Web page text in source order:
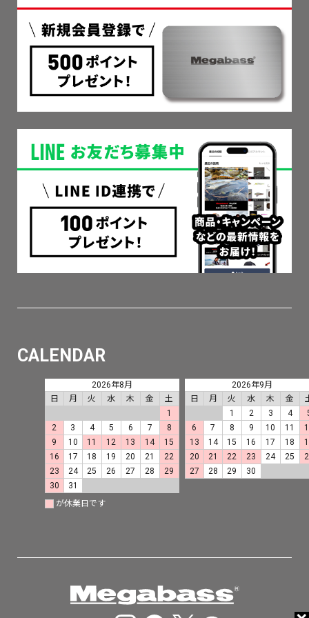
CALENDAR
2026年8月
日
月 火 水 木 金
土
1
2
3 4 5 6 7
8
9
10 11 12 13 14
15
16
17 18 19 20 21
22
23
24 25 26 27 28
29
30
31
2026年9月
日
月 火 水 木 金
1
2 3 4
6
7 8 9 10 11
13
14 15 16 17 18
20
21 22 23 24 25
27
28 29 30
が休業日です